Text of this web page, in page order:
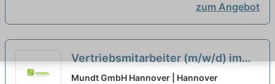
zum Angebot
Vertriebsmitarbeiter (m/w/d) im
Außendienst im Bereich
Mundt GmbH Hannover | Hannover